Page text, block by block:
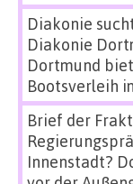
Diakonie
Diakonie
Dortmund
Bootsverleih
Brief der
Innenstadt?